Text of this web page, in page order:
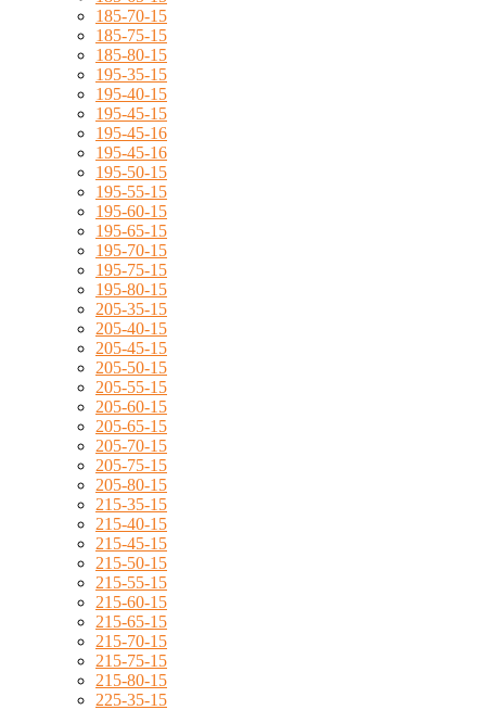
185-70-15
185-75-15
185-80-15
195-35-15
195-40-15
195-45-15
195-45-16
195-45-16
195-50-15
195-55-15
195-60-15
195-65-15
195-70-15
195-75-15
195-80-15
205-35-15
205-40-15
205-45-15
205-50-15
205-55-15
205-60-15
205-65-15
205-70-15
205-75-15
205-80-15
215-35-15
215-40-15
215-45-15
215-50-15
215-55-15
215-60-15
215-65-15
215-70-15
215-75-15
215-80-15
225-35-15